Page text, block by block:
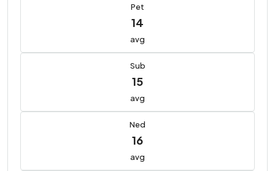
Pet
14
avg
Sub
15
avg
Ned
16
avg